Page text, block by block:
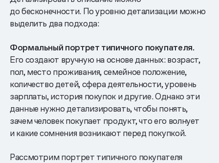
до бесконечности. По уровню детализации можно
выделить два подхода:
Формальный портрет типичного покупателя.
Его создают вручную на основе данных: возраст,
пол, место проживания, семейное положение,
количество детей, сфера деятельности, уровень
зарплаты, история покупок и другие. Однако эти
данные нужно детализировать, чтобы понять,
зачем человек покупает продукт, что его волнует
и какие сомнения возникают перед покупкой.
Рассмотрим портрет типичного покупателя